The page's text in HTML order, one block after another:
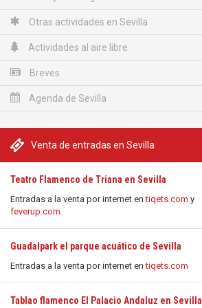
Otras actividades en Sevilla
Actividades al aire libre
Breves
Agenda de Sevilla
Venta de entradas en Sevilla
Teatro Flamenco de Triana en Sevilla
Entradas a la venta por internet entiqets.com y
feverup.com
Guadalpark el parque acuático de Sevilla
Entradas a la venta por internet entiqets.com
Tablao flamenco El Palacio Andaluz en Sevilla